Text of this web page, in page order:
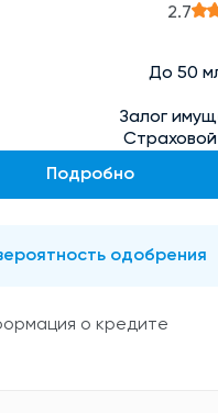
2.7
До 50
Залог
Подробно
одобрения
о кредите